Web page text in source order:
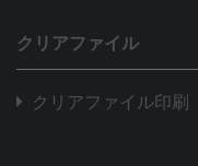
クリアファイル
クリアファイル印刷